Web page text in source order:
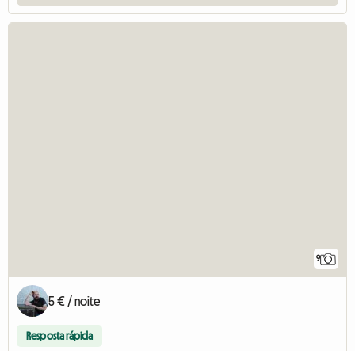
9
5 € / noite
Resposta rápida